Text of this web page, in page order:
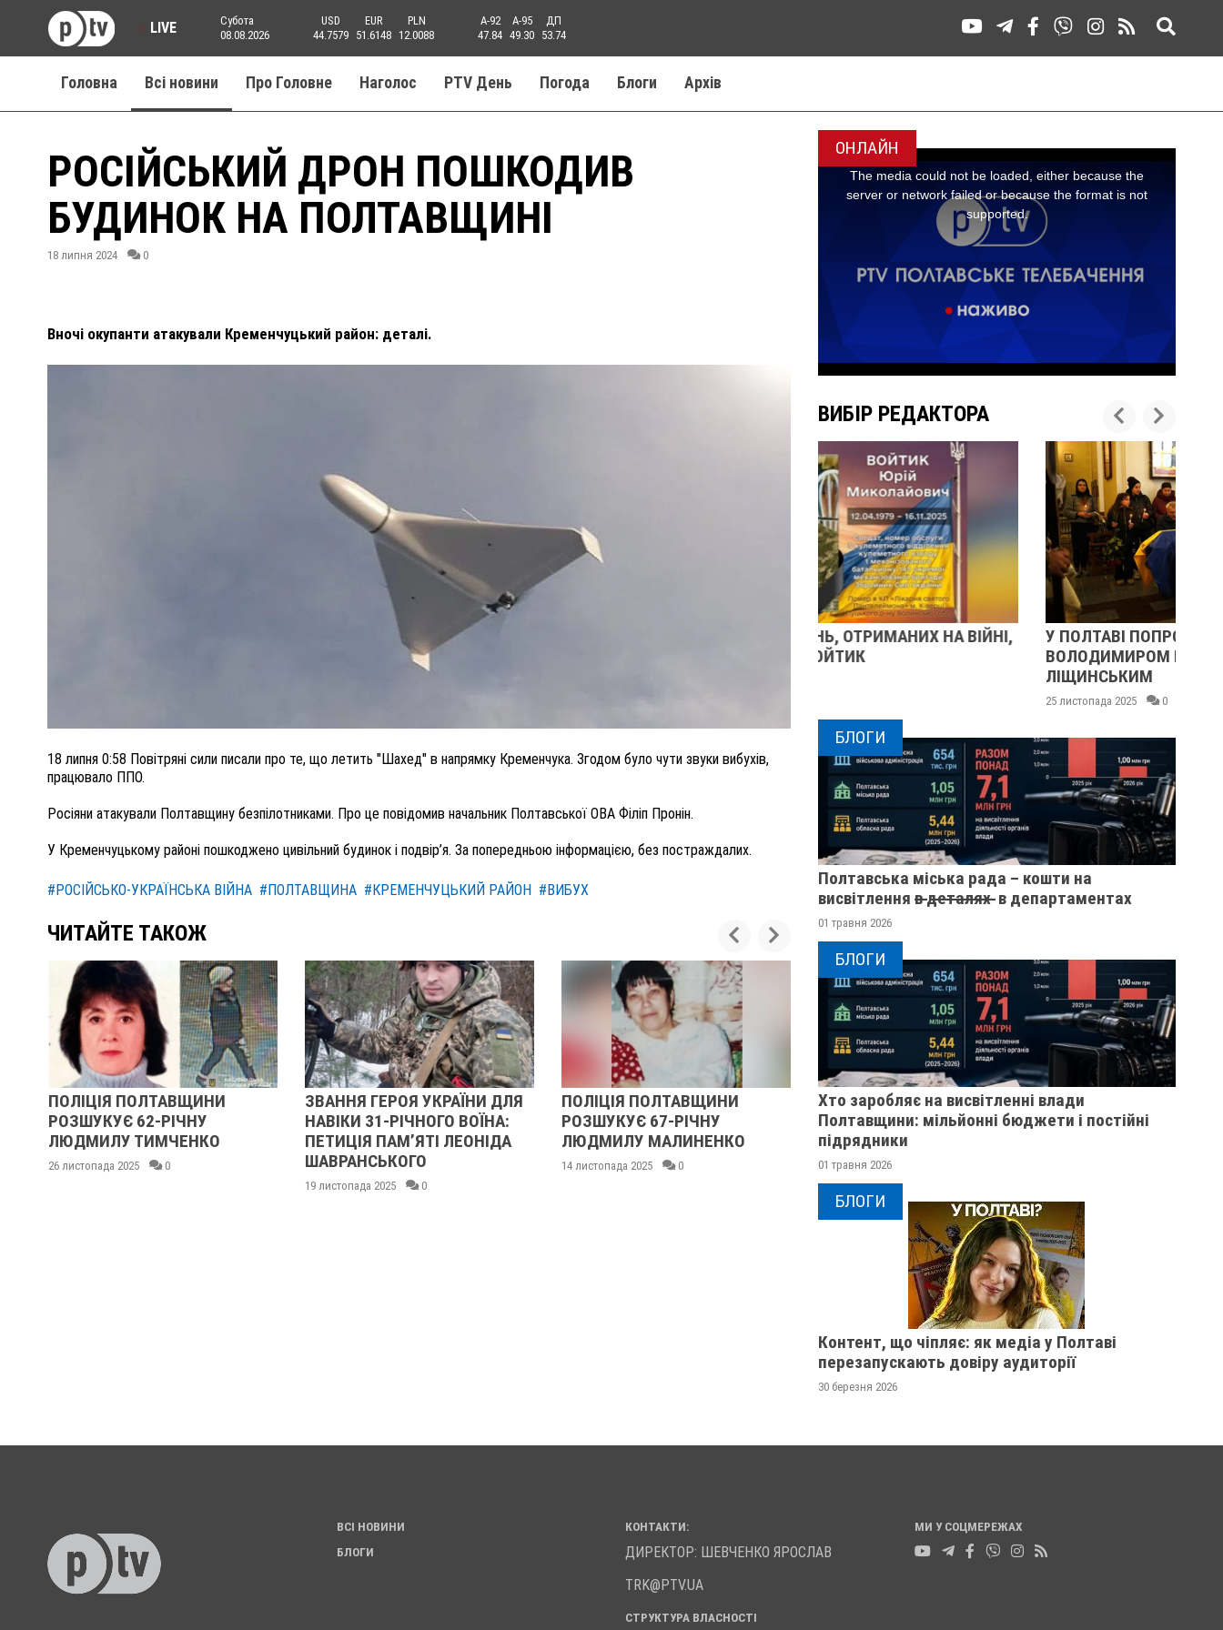
LIVE
Субота
08.08.2026
USD
44.7579
EUR
51.6148
PLN
12.0088
A-92
47.84
A-95
49.30
ДП
53.74
Головна Всі новини Про Головне Наголос PTV День Погода Блоги Aрхів
РОСІЙСЬКИЙ ДРОН ПОШКОДИВ
БУДИНОК НА ПОЛТАВЩИНІ
18 липня 2024 0
Вночі окупанти атакували Кременчуцький район: деталі.
18 липня 0:58 Повітряні сили писали про те, що летить "Шахед" в напрямку Кременчука. Згодом було чути звуки вибухів,
працювало ППО.
Росіяни атакували Полтавщину безпілотниками. Про це повідомив начальник Полтавської ОВА Філіп Пронін.
У Кременчуцькому районі пошкоджено цивільний будинок і подвір’я. За попередньою інформацією, без постраждалих.
#РОСІЙСЬКО-УКРАЇНСЬКА ВІЙНА #ПОЛТАВЩИНА #КРЕМЕНЧУЦЬКИЙ РАЙОН #ВИБУХ
ЧИТАЙТЕ ТАКОЖ
ПОЛІЦІЯ ПОЛТАВЩИНИ
РОЗШУКУЄ 62-РІЧНУ
ЛЮДМИЛУ ТИМЧЕНКО
26 листопада 2025 0
ЗВАННЯ ГЕРОЯ УКРАЇНИ ДЛЯ
НАВІКИ 31-РІЧНОГО ВОЇНА:
ПЕТИЦІЯ ПАМʼЯТІ ЛЕОНІДА
ШАВРАНСЬКОГО
19 листопада 2025 0
ПОЛІЦІЯ ПОЛТАВЩИНИ
РОЗШУКУЄ 67-РІЧНУ
ЛЮДМИЛУ МАЛИНЕНКО
14 листопада 2025 0
У ПОЛТАВСЬКІЙ ОБЛАСТІ
РОЗШУКУЮТЬ 62-РІЧНУ ЗОЮ
ГРАКОВУ
14 листопада 2025
У ПОЛТАВСЬКІЙ
РОЗШУКУЮТЬ 82-
ОНЛАЙН
ВИБІР РЕДАКТОРА
ВНАСЛІДОК ПОРАНЕНЬ, ОТРИМАНИХ НА ВІЙНІ,
У ПОЛТАВІ ПОПРОЩАЛИСЯ ІЗ ВІЙСЬКОВИМИ
ВОЛОДИМИРОМ КАРЕНГІНИМ ТА ОЛЕГОМ
БЛОГИ
Полтавська міська рада – кошти на
висвітлення в̶ ̶д̶е̶т̶а̶л̶я̶х̶ ̶ в департаментах
01 травня 2026
БЛОГИ
Хто заробляє на висвітленні влади
Полтавщини: мільйонні бюджети і постійні
підрядники
01 травня 2026
БЛОГИ
Контент, що чіпляє: як медіа у Полтаві
перезапускають довіру аудиторії
30 березня 2026
ВСІ НОВИНИ
БЛОГИ
КОНТАКТИ:
ДИРЕКТОР: ШЕВЧЕНКО ЯРОСЛАВ
TRK@PTV.UA
СТРУКТУРА ВЛАСНОСТІ
МИ У СОЦМЕРЕЖАХ